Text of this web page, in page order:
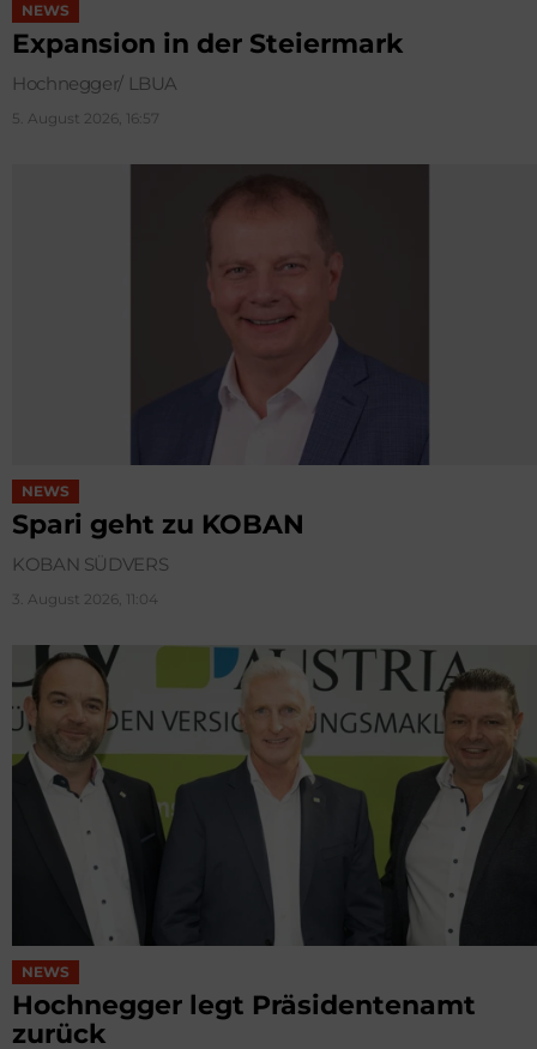
NEWS
Expansion in der Steiermark
Hochnegger/ LBUA
5. August 2026, 16:57
NEWS
Spari geht zu KOBAN
KOBAN SÜDVERS
3. August 2026, 11:04
NEWS
Hochnegger legt Präsidentenamt
zurück